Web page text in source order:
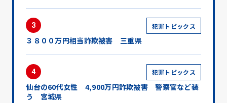
3 犯罪トピックス
３８００万円相当詐欺被害 三重県
4 犯罪トピックス
仙台の60代女性 4,900万円詐欺被害 警察官など装
う 宮城県